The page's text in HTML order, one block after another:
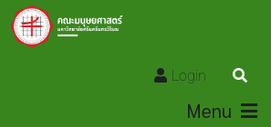
Login
Menu